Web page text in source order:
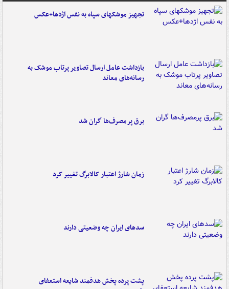
تجهیز موشکهای سپاه به نفس اژدها+عکس
بازداشت عامل ارسال تصاویر پرتاب موشک به
رسانه‌های معاند
برق پرمصرف‌ها گران شد
زمان شارژ اعتبار کالابرگ تغییر کرد
سدهای ایران چه وضعیتی دارند
پشت پرده پخش هدفمند شایعه استعفای